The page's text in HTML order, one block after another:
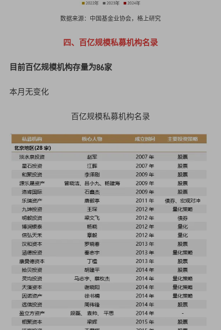
数据来源：中国基金业协会，格上研究
四、百亿规模私募机构名录
目前百亿规模机构存量为86家
本月无变化
百亿规模私募机构名录